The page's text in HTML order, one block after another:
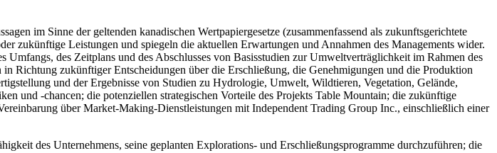
im Sinne der geltenden kanadischen Wertpapiergesetze (zusammenfassend als zukunftsgerichtete
zukünftige Leistungen und spiegeln die aktuellen Erwartungen und Annahmen des Managements wider.
des Zeitplans und des Abschlusses von Basisstudien zur Umweltverträglichkeit im Rahmen des
Richtung zukünftiger Entscheidungen über die Erschließung, die Genehmigungen und die Produktion
und der Ergebnisse von Studien zu Hydrologie, Umwelt, Wildtieren, Vegetation, Gelände,
und -chancen; die potenziellen strategischen Vorteile des Projekts Table Mountain; die zukünftige
über Market-Making-Dienstleistungen mit Independent Trading Group Inc., einschließlich einer
des Unternehmens, seine geplanten Explorations- und Erschließungsprogramme durchzuführen; die